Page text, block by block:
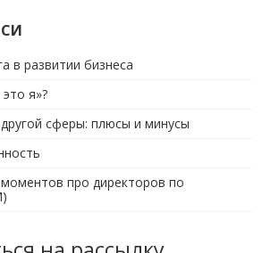
в развитии бизнеса
я»?
сферы: плюсы и минусы
про директоров по